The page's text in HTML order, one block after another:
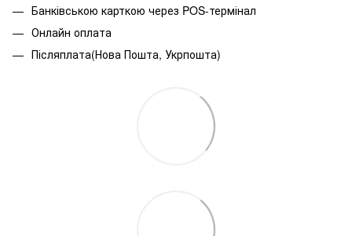
Банківською карткою через POS-термінал
Онлайн оплата
Післяплата(Нова Пошта, Укрпошта)